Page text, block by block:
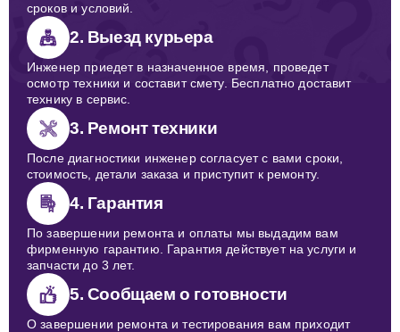
сроков и условий.
2. Выезд курьера
Инженер приедет в назначенное время, проведет
осмотр техники и составит смету. Бесплатно доставит
технику в сервис.
3. Ремонт техники
После диагностики инженер согласует с вами сроки,
стоимость, детали заказа и приступит к ремонту.
4. Гарантия
По завершении ремонта и оплаты мы выдадим вам
фирменную гарантию. Гарантия действует на услуги и
запчасти до 3 лет.
5. Сообщаем о готовности
О завершении ремонта и тестирования вам приходит